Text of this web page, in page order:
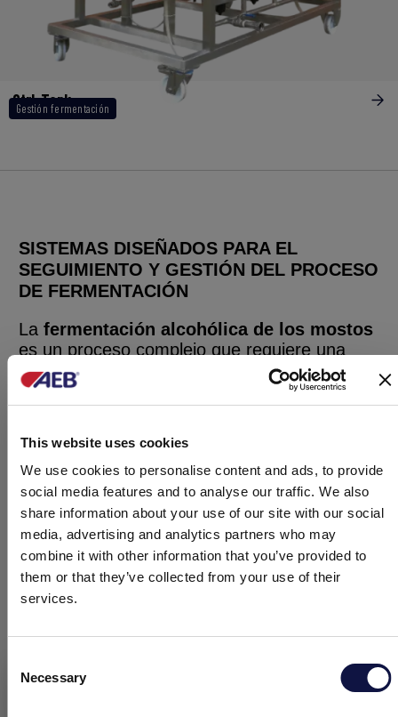
This website uses cookies
We use cookies to personalise content and ads, to provide
social media features and to analyse our traffic. We also
share information about your use of our site with our social
media, advertising and analytics partners who may
combine it with other information that you’ve provided to
them or that they’ve collected from your use of their
services.
Selection
Necessary
El presente sitio web está dirigido a un público empresarial.
Gestión fermentación
Ctrl-Tank
SISTEMAS DISEÑADOS PARA EL
SEGUIMIENTO Y GESTIÓN DEL PROCESO
DE FERMENTACIÓN
La fermentación alcohólica de los mostos
es un proceso complejo que requiere una
cuidadosa y
equilibrada nutrición de las
levaduras. La vendimia, el terroir, la
variedad, la cinética del LSA y la
necesidades nutricionales de las levaduras,
con riesgo de tener fermentaciones lentas,
paradas oaparición de olores
desagradables. Además, errores en el
sulfitado del mostoo unamala gestión del
suministro de O2en las fases iniciales de la
fermentación pueden comprometer el
producto final. Por ello, para las empresas
de la fermentación alcohólicay poder
todas las intervenciones y